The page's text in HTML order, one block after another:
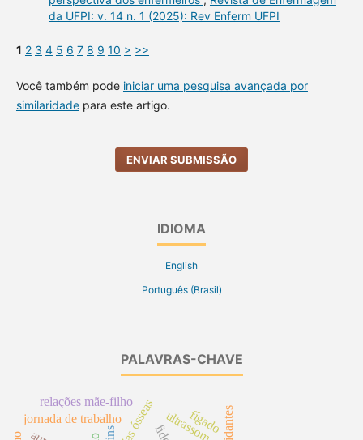
da UFPI: v. 14 n. 1 (2025): Rev Enferm UFPI
1 2 3 4 5 6 7 8 9 10 > >>
Você também pode iniciar uma pesquisa avançada por
similaridadepara este artigo.
ENVIAR SUBMISSÃO
IDIOMA
English
Português (Brasil)
PALAVRAS-CHAVE
ultrassom
jornada de trabalho
relações mãe-filho
fígado
rins